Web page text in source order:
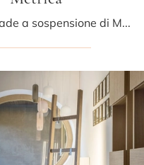
Con le lampade a sospensione di Mogg potrai valorizzare i tuoi locali: clicca e scopri Metrica!